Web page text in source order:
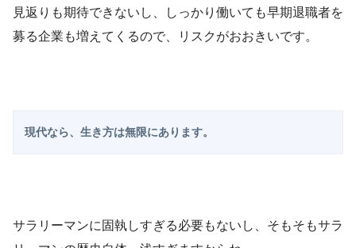
見返りも期待できないし、しっかり働いても早期退職者を
募る企業も増えてくるので、リスクがおおきいです。
現代なら、生き方は無限にあります。
サラリーマンに固執しすぎる必要もないし、そもそもサラ